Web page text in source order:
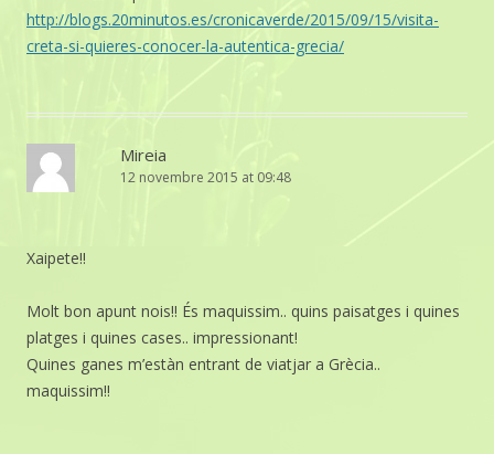
http://blogs.20minutos.es/cronicaverde/2015/09/15/visita-
creta-si-quieres-conocer-la-autentica-grecia/
Mireia
12 novembre 2015 at 09:48
Xaipete!!
Molt bon apunt nois!! És maquissim.. quins paisatges i quines
platges i quines cases.. impressionant!
Quines ganes m’estàn entrant de viatjar a Grècia..
maquissim!!